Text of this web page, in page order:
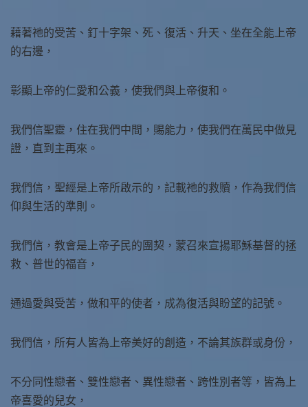
藉著祂的受苦、釘十字架、死、復活、升天、坐在全能上帝
的右邊，
彰顯上帝的仁愛和公義，使我們與上帝復和。
我們信聖靈，住在我們中間，賜能力，使我們在萬民中做見
證，直到主再來。
我們信，聖經是上帝所啟示的，記載祂的救贖，作為我們信
仰與生活的準則。
我們信，教會是上帝子民的團契，蒙召來宣揚耶穌基督的拯
救、普世的福音，
通過愛與受苦，做和平的使者，成為復活與盼望的記號。
我們信，所有人皆為上帝美好的創造，不論其族群或身份，
不分同性戀者、雙性戀者、異性戀者、跨性別者等，皆為上
帝喜愛的兒女，